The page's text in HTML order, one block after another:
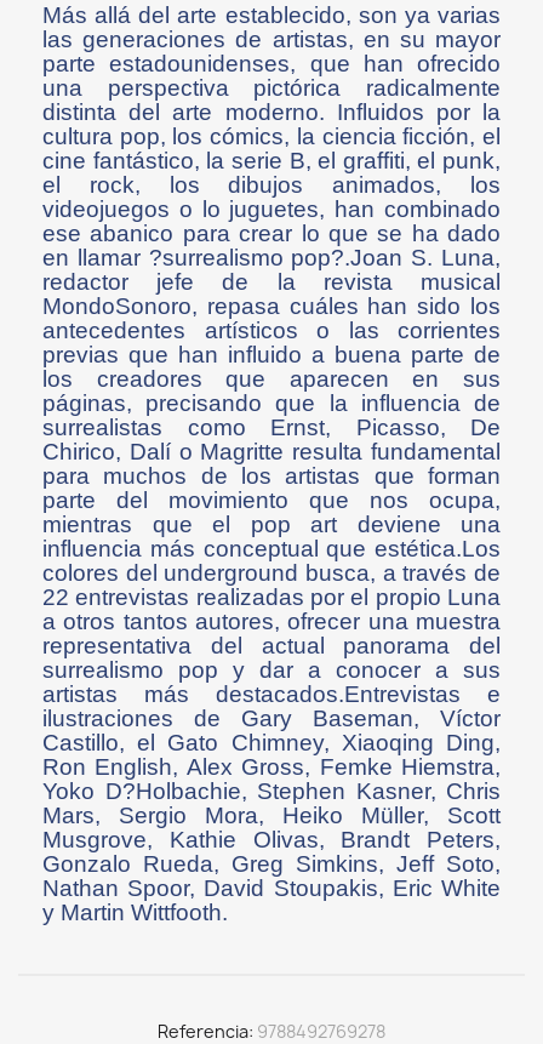
Más allá del arte establecido, son ya varias
las generaciones de artistas, en su mayor
parte estadounidenses, que han ofrecido
una perspectiva pictórica radicalmente
distinta del arte moderno. Influidos por la
cultura pop, los cómics, la ciencia ficción, el
cine fantástico, la serie B, el graffiti, el punk,
el rock, los dibujos animados, los
videojuegos o lo juguetes, han combinado
ese abanico para crear lo que se ha dado
en llamar ?surrealismo pop?.Joan S. Luna,
redactor jefe de la revista musical
MondoSonoro, repasa cuáles han sido los
antecedentes artísticos o las corrientes
previas que han influido a buena parte de
los creadores que aparecen en sus
páginas, precisando que la influencia de
surrealistas como Ernst, Picasso, De
Chirico, Dalí o Magritte resulta fundamental
para muchos de los artistas que forman
parte del movimiento que nos ocupa,
mientras que el pop art deviene una
influencia más conceptual que estética.Los
colores del underground busca, a través de
22 entrevistas realizadas por el propio Luna
a otros tantos autores, ofrecer una muestra
representativa del actual panorama del
surrealismo pop y dar a conocer a sus
artistas más destacados.Entrevistas e
ilustraciones de Gary Baseman, Víctor
Castillo, el Gato Chimney, Xiaoqing Ding,
Ron English, Alex Gross, Femke Hiemstra,
Yoko D?Holbachie, Stephen Kasner, Chris
Mars, Sergio Mora, Heiko Müller, Scott
Musgrove, Kathie Olivas, Brandt Peters,
Gonzalo Rueda, Greg Simkins, Jeff Soto,
Nathan Spoor, David Stoupakis, Eric White
y Martin Wittfooth.
Referencia 9788492769278